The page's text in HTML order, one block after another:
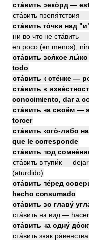
ста́вить реко́рд —
ста́вить препя́тствия
ста́вить то́чки над
ни во что не ста́вить
en poco (en menos);
ста́вить вся́кое
todo
ста́вить к сте́нке —
ста́вить в
conocimiento, dar a
ста́вить на своём —
torcer
ста́вить кого́-либо
que le corresponde
ста́вить под
ста́вить в тупи́к —
(aturdido)
ста́вить пе́ред
hecho consumado
ста́вить во главу́
ста́вить на вид —
ста́вить на одну́
ста́вить знак